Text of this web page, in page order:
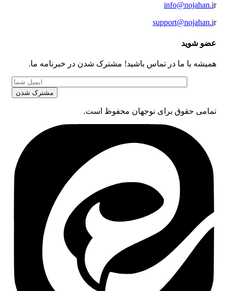
info@nojahan.ir
support@nojahan.ir
عضو شوید
همیشه با ما در تماس باشید! مشترک شدن در خبرنامه ما.
تمامی حقوق برای نوجهان محفوظ است.